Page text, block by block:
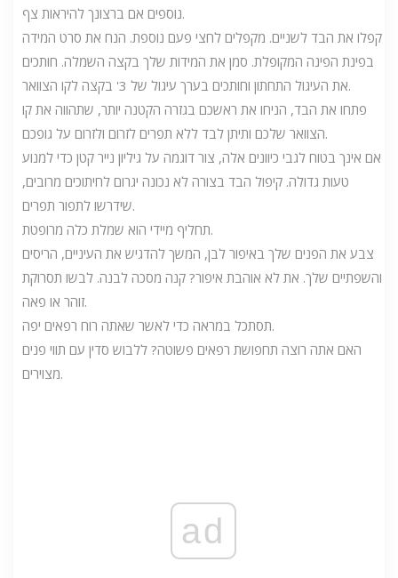
נוספים אם ברצונך להיראות צף.
קפלו את הבד לשניים. מקפלים לחצי פעם נוספת. הנח את סרט המידה
בפינת הפינה המקופלת. סמן את המידות שלך בקצה השמלה. חותכים
את העיגול התחתון וחותכים בערך עיגול של 3' בקצה לקו הצוואר.
פתחו את הבד, הניחו את ראשכם בגזרה הקטנה יותר, שתהווה את קו
הצוואר שלכם ותיתן לבד ללא תפרים לזרום ולזרום על גופכם.
אם אינך בטוח לגבי כיוונים אלה, צור דוגמה על גיליון נייר קטן כדי למנוע
טעות גדולה. קיפול הבד בצורה לא נכונה יגרום לחיתוכים מרובים,
שידרשו לתפור תפרים.
תחליף מיידי הוא שמלת כלה מרופטת.
צבע את הפנים שלך באיפור לבן, המשך להדגיש את העיניים, הריסים
והשפתיים שלך. את לא אוהבת איפור? קנה מסכה לבנה. לבשו תסרוקת
זוהר או פאה.
תסתכל במראה כדי לאשר שאתה רוח רפאים יפה.
האם אתה רוצה תחפושת רפאים פשוטה? ללבוש סדין עם תווי פנים
מצוירים.
ad